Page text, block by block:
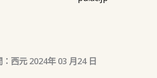
西元 2024年 03 月24 日